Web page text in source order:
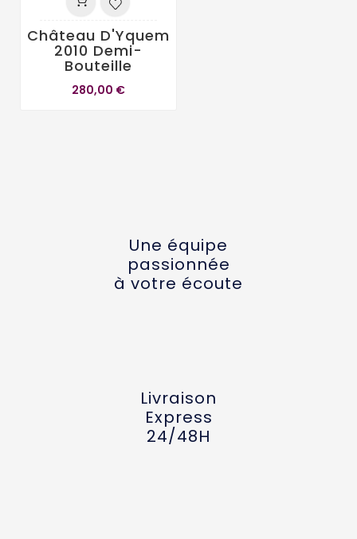
Château D'Yquem
2010 Demi-
Bouteille
280,00 €
Une équipe
passionnée
à votre écoute
Livraison
Express
24/48H